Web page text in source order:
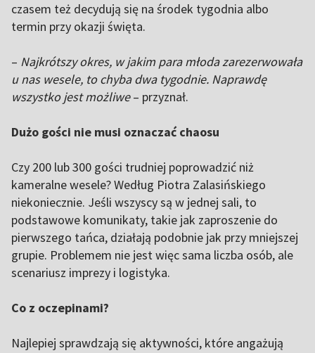
czasem też decydują się na środek tygodnia albo
termin przy okazji święta.
– Najkrótszy okres, w jakim para młoda zarezerwowała
u nas wesele, to chyba dwa tygodnie. Naprawdę
wszystko jest możliwe– przyznał.
Dużo gości nie musi oznaczać chaosu
Czy 200 lub 300 gości trudniej poprowadzić niż
kameralne wesele? Według Piotra Zalasińskiego
niekoniecznie. Jeśli wszyscy są w jednej sali, to
podstawowe komunikaty, takie jak zaproszenie do
pierwszego tańca, działają podobnie jak przy mniejszej
grupie. Problemem nie jest więc sama liczba osób, ale
scenariusz imprezy i logistyka.
Co z oczepinami?
Najlepiej sprawdzają się aktywności, które angażują